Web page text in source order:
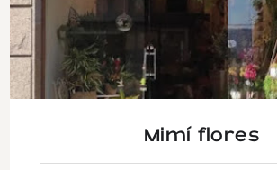
Mimí flores